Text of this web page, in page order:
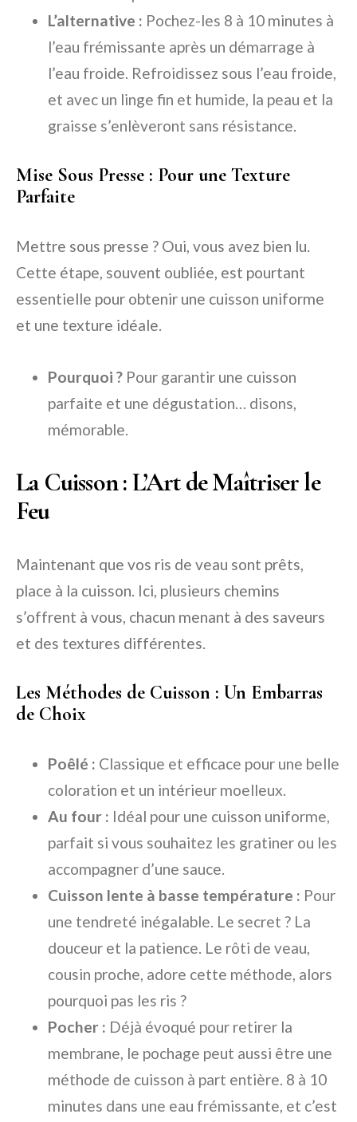
L’alternative : Pochez-les 8 à 10 minutes à
l’eau frémissante après un démarrage à
l’eau froide. Refroidissez sous l’eau froide,
et avec un linge fin et humide, la peau et la
graisse s’enlèveront sans résistance.
Mise Sous Presse : Pour une Texture
Parfaite
Mettre sous presse ? Oui, vous avez bien lu.
Cette étape, souvent oubliée, est pourtant
essentielle pour obtenir une cuisson uniforme
et une texture idéale.
Pourquoi ? Pour garantir une cuisson
parfaite et une dégustation… disons,
mémorable.
La Cuisson : L’Art de Maîtriser le
Feu
Maintenant que vos ris de veau sont prêts,
place à la cuisson. Ici, plusieurs chemins
s’offrent à vous, chacun menant à des saveurs
et des textures différentes.
Les Méthodes de Cuisson : Un Embarras
de Choix
Poêlé : Classique et efficace pour une belle
coloration et un intérieur moelleux.
Au four : Idéal pour une cuisson uniforme,
parfait si vous souhaitez les gratiner ou les
accompagner d’une sauce.
Cuisson lente à basse température : Pour
une tendreté inégalable. Le secret ? La
douceur et la patience. Le rôti de veau,
cousin proche, adore cette méthode, alors
pourquoi pas les ris ?
Pocher : Déjà évoqué pour retirer la
membrane, le pochage peut aussi être une
méthode de cuisson à part entière. 8 à 10
minutes dans une eau frémissante, et c’est